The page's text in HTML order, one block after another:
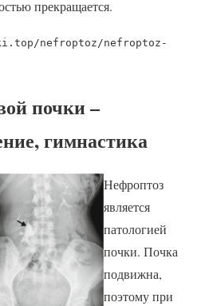
прекращается.
nefroptoz/nefroptoz-
почки –
гимнастика
Нефроптоз
является
патологией
почки. Почка
подвижна,
поэтому при